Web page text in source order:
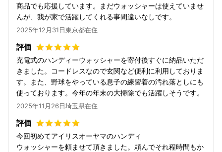
商品でも応援しています。まだウォッシャーは使えていませ
んが、我が家で活躍してくれる事間違いなしです。
2025年12月31日東京都在住
充電式のハンディーウォッシャーを寄付後すぐに納品いただ
きました。コードレスなので玄関など便利に利用しておりま
す。また、野球をやっている息子の練習着の汚れ落としにも
使っております。今年の年末の大掃除でも活躍しそうです。
2025年11月26日埼玉県在住
今回初めてアイリスオーヤマのハンディ
ウォッシャーを頼ませて頂きました。頼んでそれ程時間もか